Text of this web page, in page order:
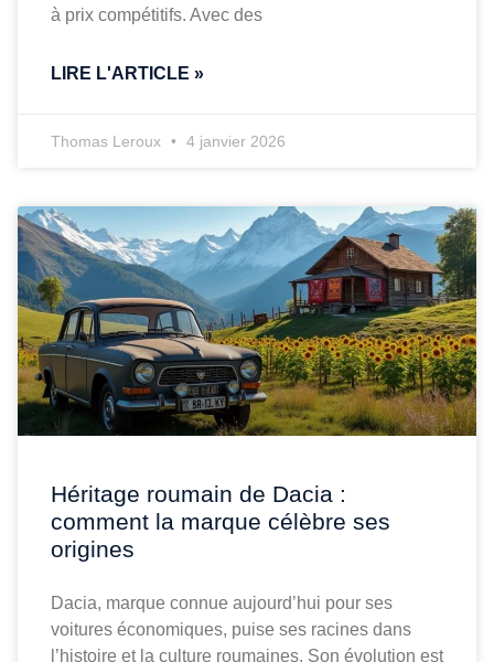
à prix compétitifs. Avec des
LIRE L'ARTICLE »
Thomas Leroux 4 janvier 2026
Héritage roumain de Dacia :
comment la marque célèbre ses
origines
Dacia, marque connue aujourd’hui pour ses
voitures économiques, puise ses racines dans
l’histoire et la culture roumaines. Son évolution est